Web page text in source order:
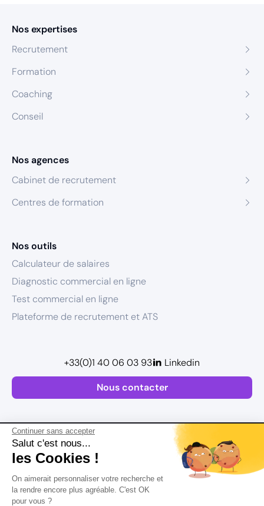
Continuer sans accepter
Salut c'est nous...
les Cookies !
On aimerait personnaliser votre recherche et
la rendre encore plus agréable. C'est OK
pour vous ?
Nos expertises
Recrutement
Formation
Coaching
Conseil
Nos agences
Cabinet de recrutement
Centres de formation
Nos outils
Calculateur de salaires
Diagnostic commercial en ligne
Test commercial en ligne
Plateforme de recrutement et ATS
Nous contacter
+33(0)1 40 06 03 93 Linkedin
Plan de site
Mentions légales